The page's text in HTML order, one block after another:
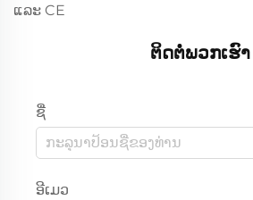
ແລະ CE
ຕິດຕໍ່ພວກເຮົາ
ຊື່
ອີເມວ